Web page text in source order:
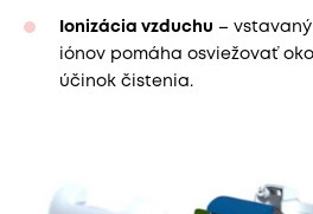
Ionizácia vzduchu –
iónov pomáha osviežovať
účinok čistenia.